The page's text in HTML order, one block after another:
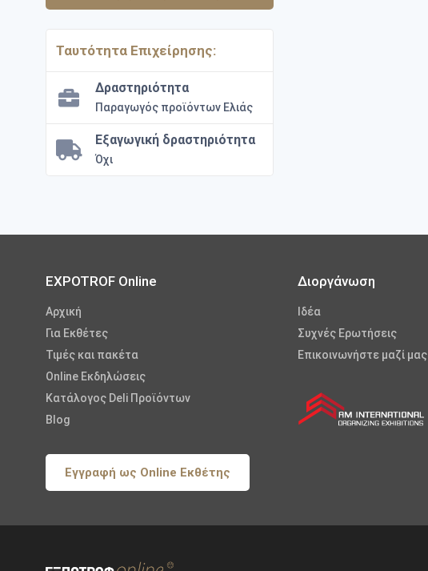
Ταυτότητα Επιχείρησης:
Δραστηριότητα
Παραγωγός προϊόντων Ελιάς
Εξαγωγική δραστηριότητα
Όχι
EXPOTROF Online
Αρχική
Για Εκθέτες
Τιμές και πακέτα
Online Εκδηλώσεις
Κατάλογος Deli Προϊόντων
Blog
Εγγραφή ως Online Εκθέτης
Διοργάνωση
Iδέα
Συχνές Ερωτήσεις
Επικοινωνήστε μαζί μας